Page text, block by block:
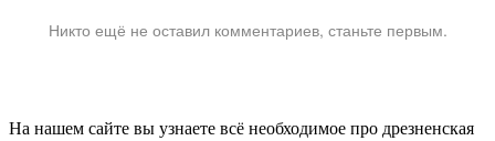
Никто ещё не оставил комментариев, станьте первым.
На нашем сайте вы узнаете всё необходимое про дрезненская